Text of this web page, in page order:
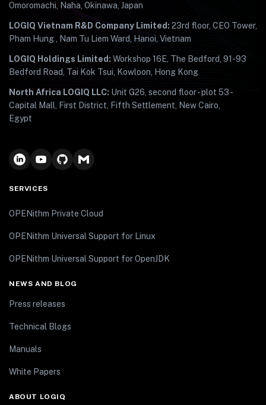
Omoromachi, Naha, Okinawa, Japan
LOGIQ Vietnam R&D Company Limited: 23rd floor, CEO Tower,
Pham Hung , Nam Tu Liem Ward, Hanoi, Vietnam
LOGIQ Holdings Limited: Workshop 16E, The Bedford, 91-93
Bedford Road, Tai Kok Tsui, Kowloon, Hong Kong
North Africa LOGIQ LLC: Unit G26, second floor - plot 53 -
Capital Mall, First District, Fifth Settlement, New Cairo,
Egypt
SERVICES
OPENithm Private Cloud
OPENithm Universal Support for Linux
OPENithm Universal Support for OpenJDK
NEWS AND BLOG
Press releases
Technical Blogs
Manuals
White Papers
ABOUT LOGIQ